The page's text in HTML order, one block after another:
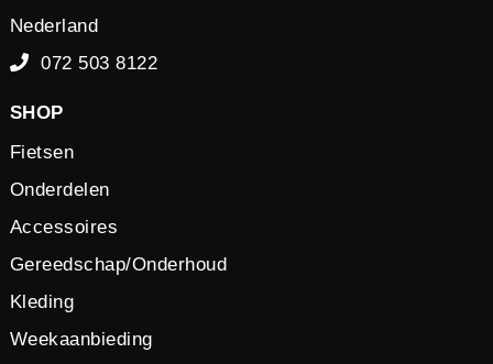
Nederland
072 503 8122
SHOP
Fietsen
Onderdelen
Accessoires
Gereedschap/Onderhoud
Kleding
Weekaanbieding